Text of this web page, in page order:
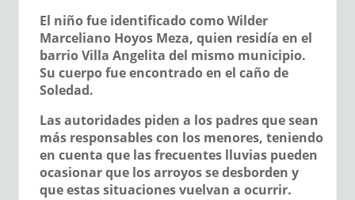
El niño fue identificado como Wilder
Marceliano Hoyos Meza, quien residía en el
barrio Villa Angelita del mismo municipio.
Su cuerpo fue encontrado en el caño de
Soledad.
Las autoridades piden a los padres que sean
más responsables con los menores, teniendo
en cuenta que las frecuentes lluvias pueden
ocasionar que los arroyos se desborden y
que estas situaciones vuelvan a ocurrir.